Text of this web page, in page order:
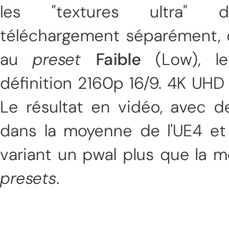
les "textures ultra"
téléchargement séparément,
aupreset Faible(Low),
définition 2160p 16/9. 4K
Le résultat en vidéo, avec
dans la moyenne de l'UE4
variant un pwal plus que la
presets.